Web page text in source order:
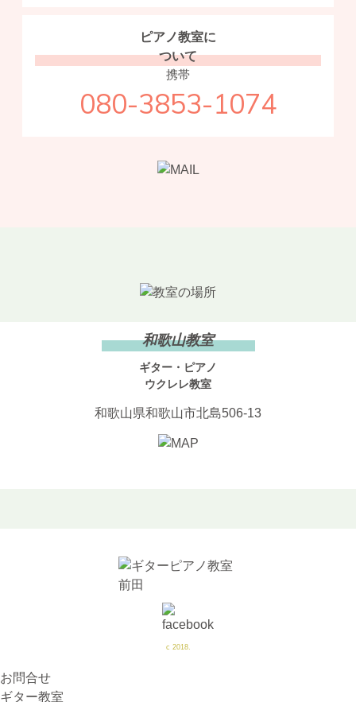
ピアノ教室に
ついて
携帯
080-3853-1074
和歌山教室
ギター・ピアノ
ウクレレ教室
和歌山県和歌山市北島506-13
c 2018.
お問合せ
ギター教室